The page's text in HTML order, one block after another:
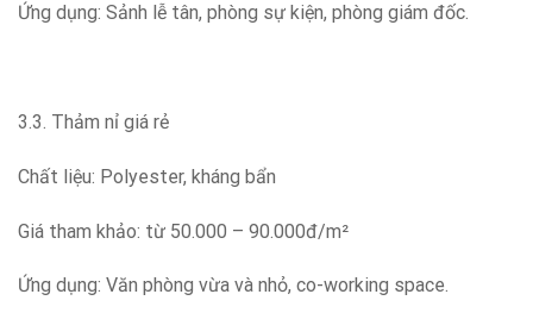
Ứng dụng: Sảnh lễ tân, phòng sự kiện, phòng giám đốc.
3.3. Thảm nỉ giá rẻ
Chất liệu: Polyester, kháng bẩn
Giá tham khảo: từ 50.000 – 90.000đ/m²
Ứng dụng: Văn phòng vừa và nhỏ, co-working space.